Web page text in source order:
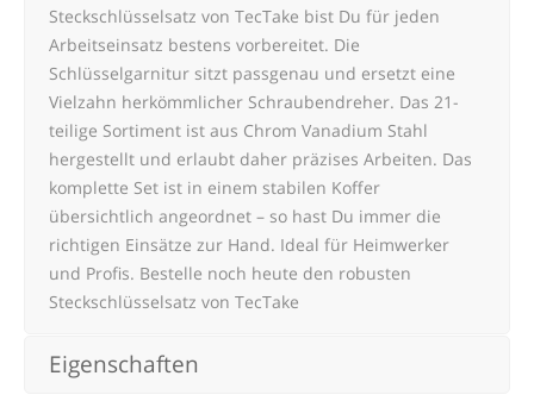
Steckschlüsselsatz von TecTake bist Du für jeden
Arbeitseinsatz bestens vorbereitet. Die
Schlüsselgarnitur sitzt passgenau und ersetzt eine
Vielzahn herkömmlicher Schraubendreher. Das 21-
teilige Sortiment ist aus Chrom Vanadium Stahl
hergestellt und erlaubt daher präzises Arbeiten. Das
komplette Set ist in einem stabilen Koffer
übersichtlich angeordnet – so hast Du immer die
richtigen Einsätze zur Hand. Ideal für Heimwerker
und Profis. Bestelle noch heute den robusten
Steckschlüsselsatz von TecTake
Eigenschaften